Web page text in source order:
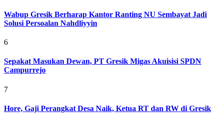
Wabup Gresik Berharap Kantor Ranting NU Sembayat Jadi
Solusi Persoalan Nahdliyyin
6
Sepakat Masukan Dewan, PT Gresik Migas Akuisisi SPDN
Campurrejo
7
Hore, Gaji Perangkat Desa Naik, Ketua RT dan RW di Gresik